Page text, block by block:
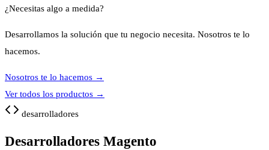
¿Necesitas algo a medida?
Desarrollamos la solución que tu negocio necesita. Nosotros te lo
hacemos.
Nosotros te lo hacemos →
Ver todos los productos →
desarrolladores
Desarrolladores Magento